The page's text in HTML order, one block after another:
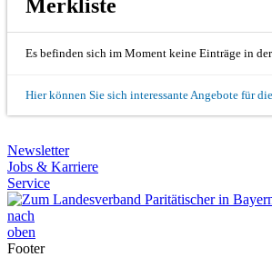
Merkliste
Es befinden sich im Moment keine Einträge in
Hier können Sie sich interessante Angebote für
Newsletter
Jobs & Karriere
Service
nach
oben
Footer